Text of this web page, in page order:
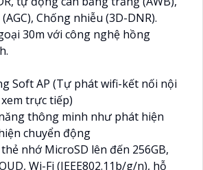
Chống nhiễu (3D-DNR).
30m với công nghệ hồng
Soft AP (Tự phát wifi-kết nối nội
trực tiếp)
thông minh như phát hiện
chuyển động
nhớ MicroSD lên đến 256GB,
Wi-Fi (IEEE802.11b/g/n), hỗ